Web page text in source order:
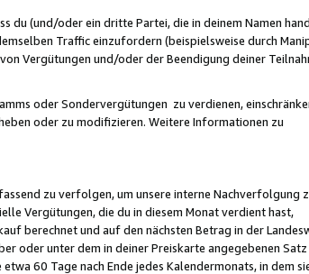
du (und/oder ein dritte Partei, die in deinem Namen
Traffic einzufordern (beispielsweise durch
Vergütungen und/oder der Beendigung deiner
oder Sondervergütungen zu verdienen,
oder zu modifizieren. Weitere Informationen zu
zu verfolgen, um unsere interne Nachverfolgung
Vergütungen, die du in diesem Monat verdient hast,
berechnet und auf den nächsten Betrag in der
oder unter dem in deiner Preiskarte angegebenen
60 Tage nach Ende jedes Kalendermonats, in dem